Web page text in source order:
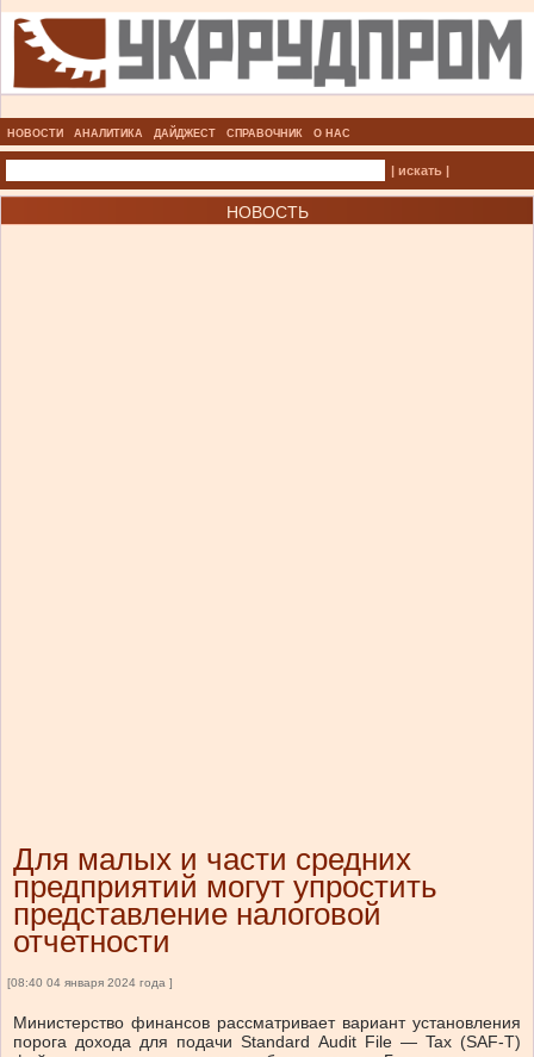
НОВОСТИ АНАЛИТИКА ДАЙДЖЕСТ СПРАВОЧНИК О НАС
| искать |
НОВОСТЬ
Для малых и части средних
предприятий могут упростить
представление налоговой
отчетности
[08:40 04 января 2024 года ]
Министерство финансов рассматривает вариант установления
порога дохода для подачи Standard Audit File — Tax (SAF-T)